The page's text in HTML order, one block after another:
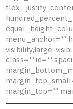
flex justify_ conte
hundred percent
equal_ height colu
menu anchor=““ h
visibility,large-visibi
class=““ id=““ spaci
margin bottom m
margin top small
margin top=““ ma